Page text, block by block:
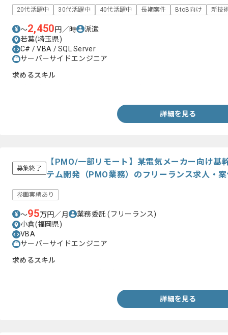
20代活躍中 30代活躍中 40代活躍中 長期案件 BtoB向け 新技
〜2,450円／時
派遣
若葉(埼玉県)
C# / VBA / SQL Server
サーバーサイドエンジニア
求めるスキル
詳細を見る
募集終了
【PMO/一部リモート】某電気メーカー向け基
テム開発（PMO業務）のフリーランス求人・
参画実績あり
〜95万円／月 業務委託(フリーランス)
小倉(福岡県)
VBA
サーバーサイドエンジニア
求めるスキル
詳細を見る